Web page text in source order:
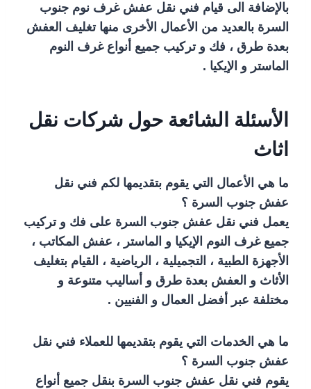
بالإضافة الى قيام فني نقل عفش غرف نوم جنوب
السرة بالعديد من الأعمال الأخرى منها تغليف العفش
بعدة طرق ، فك و تركيب جميع أنواع غرف النوم
الماستر و الإيكيا .
الأسئلة الشائعة حول شركات نقل
اثاث
ما هي الأعمال التي يقوم بتقديمها لكم فني نقل
عفش جنوب السرة ؟
يعمل فني نقل عفش جنوب السرة على فك و تركيب
جميع غرف النوم الإيكيا و الماستر ، عفش المكاتب ،
الأجهزة الطبية ، التجميلية ، الرياضية ، القيام بتغليف
الأثاث و العفش بعدة طرق و أساليب متنوعة و
مختلفة عبر أفضل العمال و الفنيين .
ما هي الخدمات التي يقوم بتقديمها للعملاء فني نقل
عفش جنوب السرة ؟
يقوم فني نقل عفش جنوب السرة بنقل جميع أنواع